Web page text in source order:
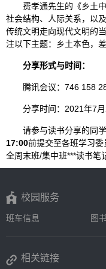
费孝通先生的《乡土
社会结构、人际关系，以
传统文明走向现代文明的
注以下主题：乡土本色，
分享形式与时间：
腾讯会议：746 158
分享时间：2021年7
请参与读书分享的同
17:00前提交至各班学习
全周末班/集中班***读书笔
校园服务
班车信息 图
相关链接